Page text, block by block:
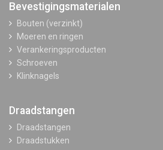
Bevestigingsmaterialen
Bouten (verzinkt)
Moeren en ringen
Verankeringsproducten
Schroeven
Klinknagels
Draadstangen
Draadstangen
Draadstukken